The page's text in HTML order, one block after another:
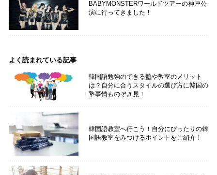
BABYMONSTERワールドツアーの神戸公
演に行ってきました！
よく読まれている記事
韓国語勉強のできる塾や教室のメリット
は？自分に合うスタイルの選び方に韓国の
塾事情ものぞき見！
韓国語教室へ行こう！自分にぴったりの韓
国語教室をみつけるポイントをご紹介！